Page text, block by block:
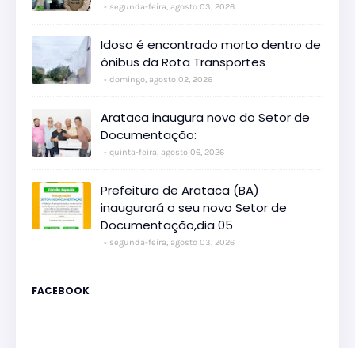
segunda-feira, agosto 03, 2026
Idoso é encontrado morto dentro de
ônibus da Rota Transportes
domingo, agosto 02, 2026
Arataca inaugura novo do Setor de
Documentação:
quinta-feira, agosto 06, 2026
Prefeitura de Arataca (BA)
inaugurará o seu novo Setor de
Documentação,dia 05
segunda-feira, agosto 03, 2026
FACEBOOK